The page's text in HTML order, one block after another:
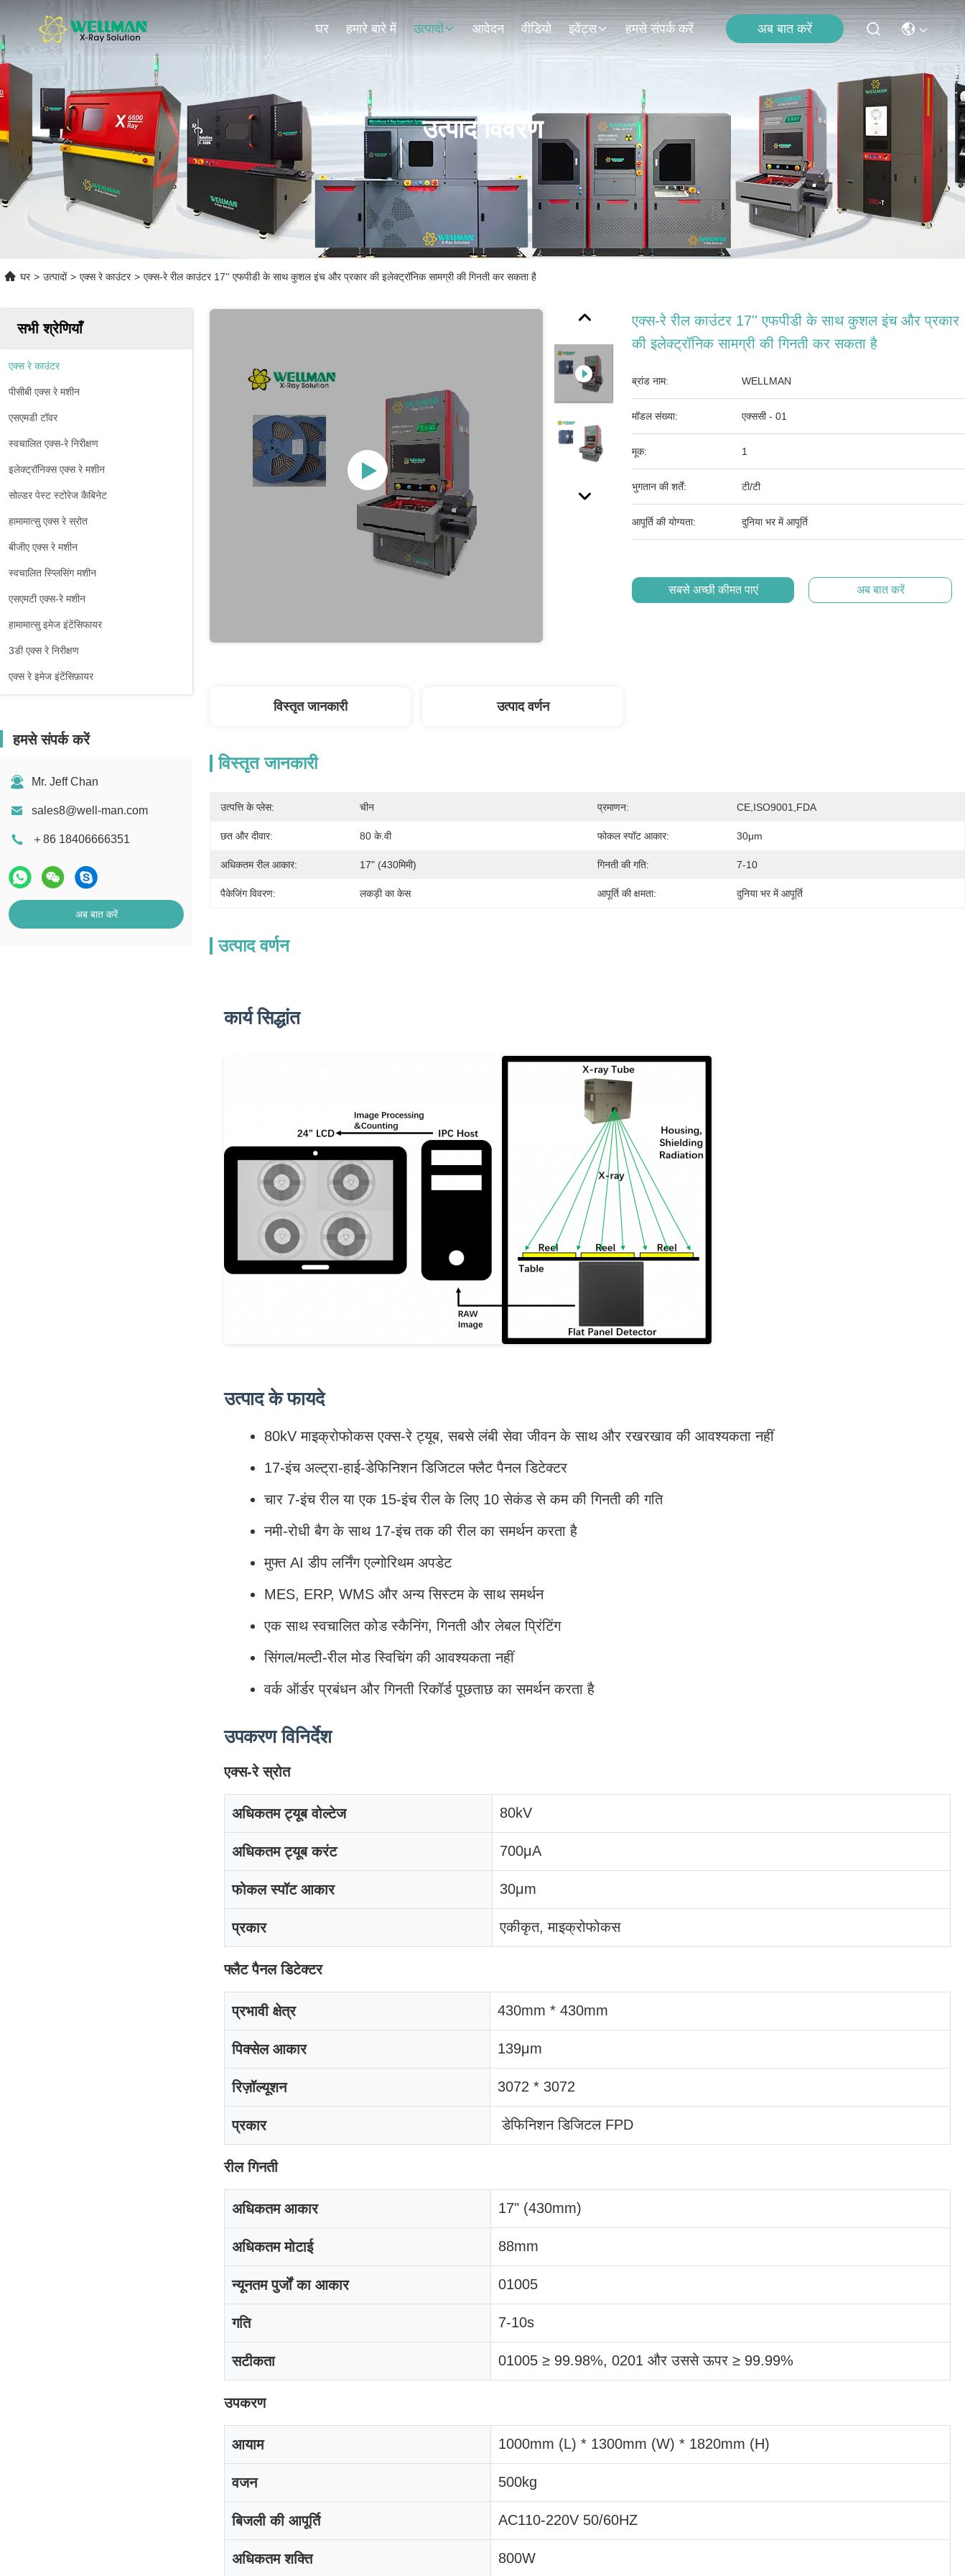
घर हमारे बारे में उत्पादों आवेदन वीडियो इवेंट्स हमसे संपर्क करें अब बात करें
उत्पाद विवरण
घर > उत्पादों > एक्स रे काउंटर > एक्स-रे रील काउंटर 17'' एफपीडी के साथ कुशल इंच और प्रकार की इलेक्ट्रॉनिक सामग्री की गिनती कर सकता है
सभी श्रेणियाँ
एक्स रे काउंटर
पीसीबी एक्स रे मशीन
एसएमडी टॉवर
स्वचालित एक्स-रे निरीक्षण
इलेक्ट्रॉनिक्स एक्स रे मशीन
सोल्डर पेस्ट स्टोरेज कैबिनेट
हामामात्सु एक्स रे स्रोत
बीजीए एक्स रे मशीन
स्वचालित स्प्लिसिंग मशीन
एसएमटी एक्स-रे मशीन
हामामात्सु इमेज इंटेंसिफायर
3डी एक्स रे निरीक्षण
एक्स रे इमेज इंटेंसिफ़ायर
हमसे संपर्क करें
Mr. Jeff Chan
sales8@well-man.com
＋86 18406666351
अब बात करें
एक्स-रे रील काउंटर 17'' एफपीडी के साथ कुशल इंच और प्रकार
की इलेक्ट्रॉनिक सामग्री की गिनती कर सकता है
ब्रांड नाम: WELLMAN
मॉडल संख्या: एक्ससी - 01
मूक: 1
भुगतान की शर्तें: टी/टी
आपूर्ति की योग्यता: दुनिया भर में आपूर्ति
सबसे अच्छी कीमत पाएं अब बात करें
विस्तृत जानकारी उत्पाद वर्णन
विस्तृत जानकारी
उत्पत्ति के प्लेस: चीन प्रमाणन: CE,ISO9001,FDA
छत और दीवार: 80 के.वी फोकल स्पॉट आकार: 30μm
अधिकतम रील आकार: 17" (430मिमी) गिनती की गति: 7-10
पैकेजिंग विवरण: लकड़ी का केस आपूर्ति की क्षमता: दुनिया भर में आपूर्ति
उत्पाद वर्णन
कार्य सिद्धांत
उत्पाद के फायदे
80kV माइक्रोफोकस एक्स-रे ट्यूब, सबसे लंबी सेवा जीवन के साथ और रखरखाव की आवश्यकता नहीं
17-इंच अल्ट्रा-हाई-डेफिनिशन डिजिटल फ्लैट पैनल डिटेक्टर
चार 7-इंच रील या एक 15-इंच रील के लिए 10 सेकंड से कम की गिनती की गति
नमी-रोधी बैग के साथ 17-इंच तक की रील का समर्थन करता है
मुफ्त AI डीप लर्निंग एल्गोरिथम अपडेट
MES, ERP, WMS और अन्य सिस्टम के साथ समर्थन
एक साथ स्वचालित कोड स्कैनिंग, गिनती और लेबल प्रिंटिंग
सिंगल/मल्टी-रील मोड स्विचिंग की आवश्यकता नहीं
वर्क ऑर्डर प्रबंधन और गिनती रिकॉर्ड पूछताछ का समर्थन करता है
उपकरण विनिर्देश
एक्स-रे स्रोत
अधिकतम ट्यूब वोल्टेज 80kV
अधिकतम ट्यूब करंट 700μA
फोकल स्पॉट आकार 30μm
प्रकार एकीकृत, माइक्रोफोकस
फ्लैट पैनल डिटेक्टर
प्रभावी क्षेत्र 430mm * 430mm
पिक्सेल आकार 139μm
रिज़ॉल्यूशन 3072 * 3072
प्रकार डेफिनिशन डिजिटल FPD
रील गिनती
अधिकतम आकार 17" (430mm)
अधिकतम मोटाई 88mm
न्यूनतम पुर्जों का आकार 01005
गति 7-10s
सटीकता 01005 ≥ 99.98%, 0201 और उससे ऊपर ≥ 99.99%
उपकरण
आयाम 1000mm (L) * 1300mm (W) * 1820mm (H)
वजन 500kg
बिजली की आपूर्ति AC110-220V 50/60HZ
अधिकतम शक्ति 800W